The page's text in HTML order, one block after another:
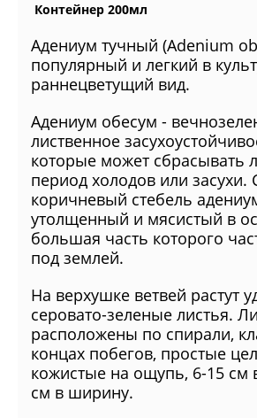
Контейнер 200мл
Адениум тучный (Adenium
популярный и легкий в
раннецветущий вид.
Адениум обесум -
лиственное
которые может сбрасывать
период холодов или засухи.
коричневый стебель
утолщенный и мясистый в
большая часть которого
под землей.
На верхушке ветвей растут
серовато-зеленые листья.
расположены по спирали,
концах побегов, простые
кожистые на ощупь, 6-15 см
см в ширину.